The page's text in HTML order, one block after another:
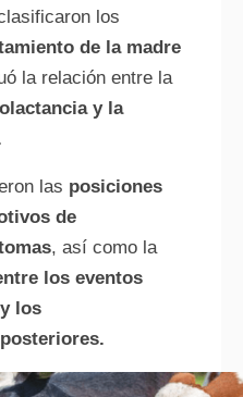
los
de la madre
la relación entre la
y la
las posiciones
de
, así como la
los eventos
los